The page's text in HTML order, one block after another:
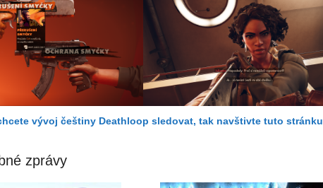
vývoj češtiny Deathloop sledovat, tak navštivte tuto stránku
zprávy